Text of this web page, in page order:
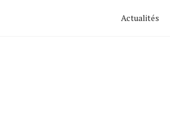
Actualités